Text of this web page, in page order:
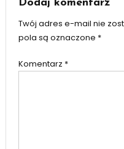
Dodaj komentarz
Twój adres e-mail nie
pola są oznaczone *
Komentarz *